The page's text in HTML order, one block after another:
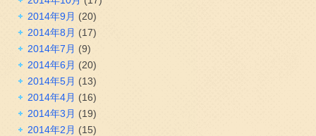
2014年9月 (20)
2014年8月 (17)
2014年7月 (9)
2014年6月 (20)
2014年5月 (13)
2014年4月 (16)
2014年3月 (19)
2014年2月 (15)